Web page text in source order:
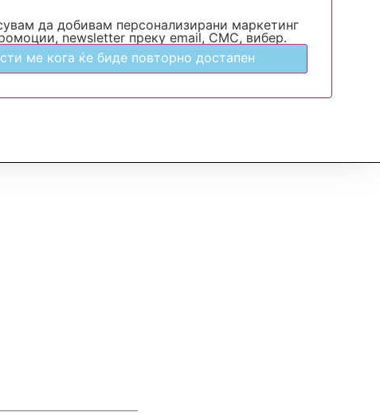
да добивам персонализирани маркетинг
newsletter преку email, СМС, вибер.
ме кога ќе биде повторно достапен